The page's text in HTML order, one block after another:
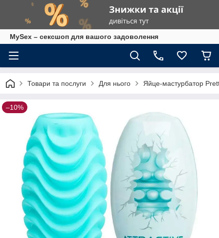
MySex – сексшоп для вашого задоволення
Товари та послуги Для нього Яйце-мастурбатор
–10%